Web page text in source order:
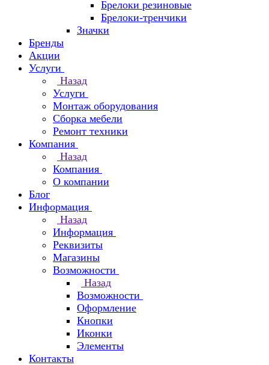
Брелоки резиновые
Брелоки-тренчики
Значки
Бренды
Акции
Услуги
Назад
Услуги
Монтаж оборудования
Сборка мебели
Ремонт техники
Компания
Назад
Компания
О компании
Блог
Информация
Назад
Информация
Реквизиты
Магазины
Возможности
Назад
Возможности
Оформление
Кнопки
Иконки
Элементы
Контакты